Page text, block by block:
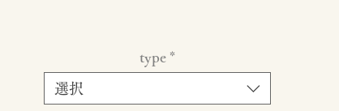
type *
選択